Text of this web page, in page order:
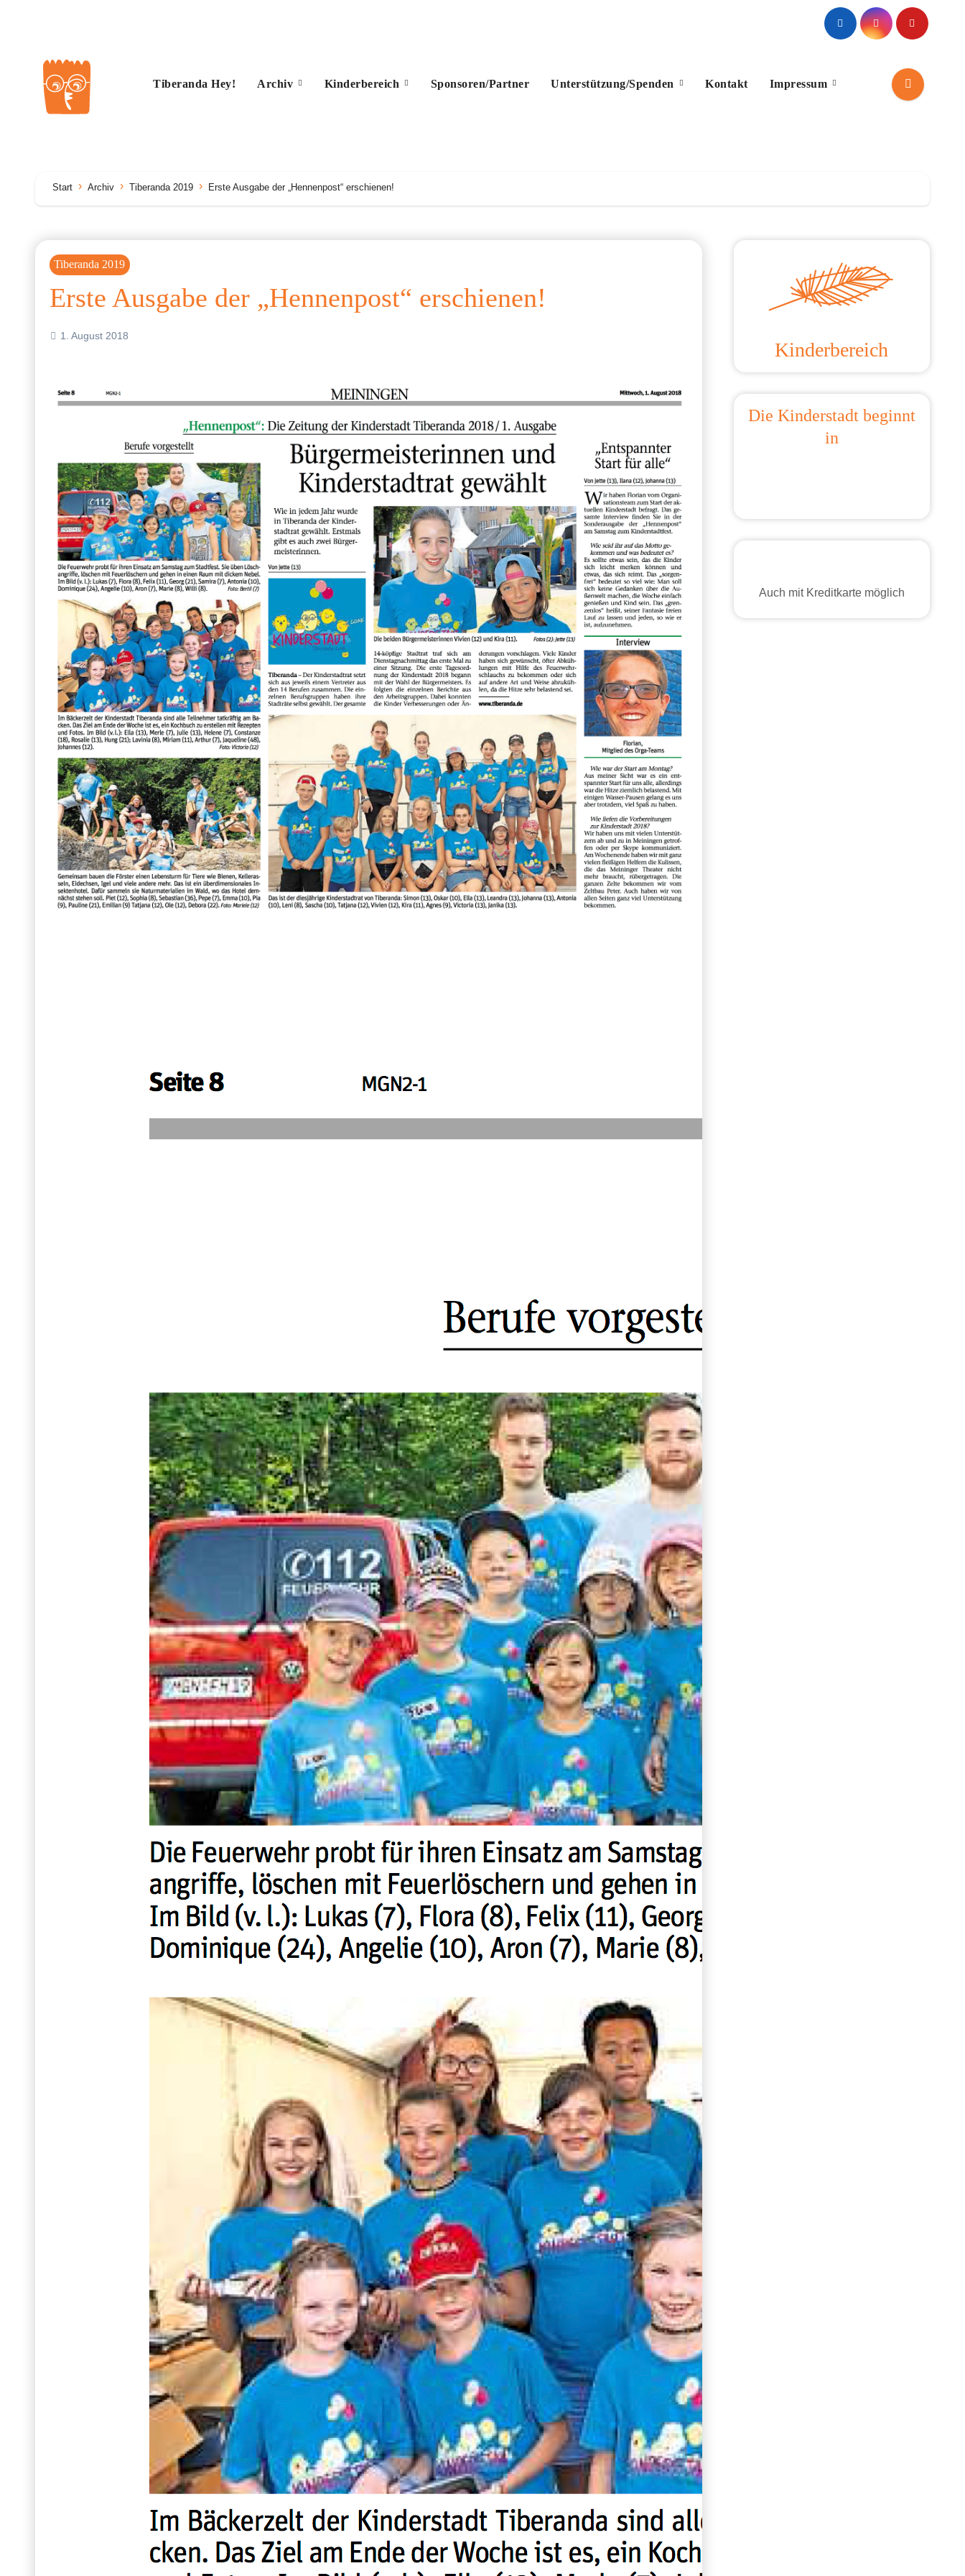
Tiberanda Hey! Archiv Kinderbereich Sponsoren/Partner Unterstützung/Spenden Kontakt Impressum
Start Archiv Tiberanda 2019 Erste Ausgabe der „Hennenpost“ erschienen!
Tiberanda 2019
Erste Ausgabe der „Hennenpost“ erschienen!
1. August 2018
Kinderbereich
Die Kinderstadt beginnt
in
Auch mit Kreditkarte möglich